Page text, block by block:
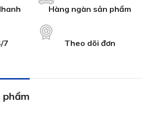
Hàng ngàn sản phẩm
7 Theo dõi đơn